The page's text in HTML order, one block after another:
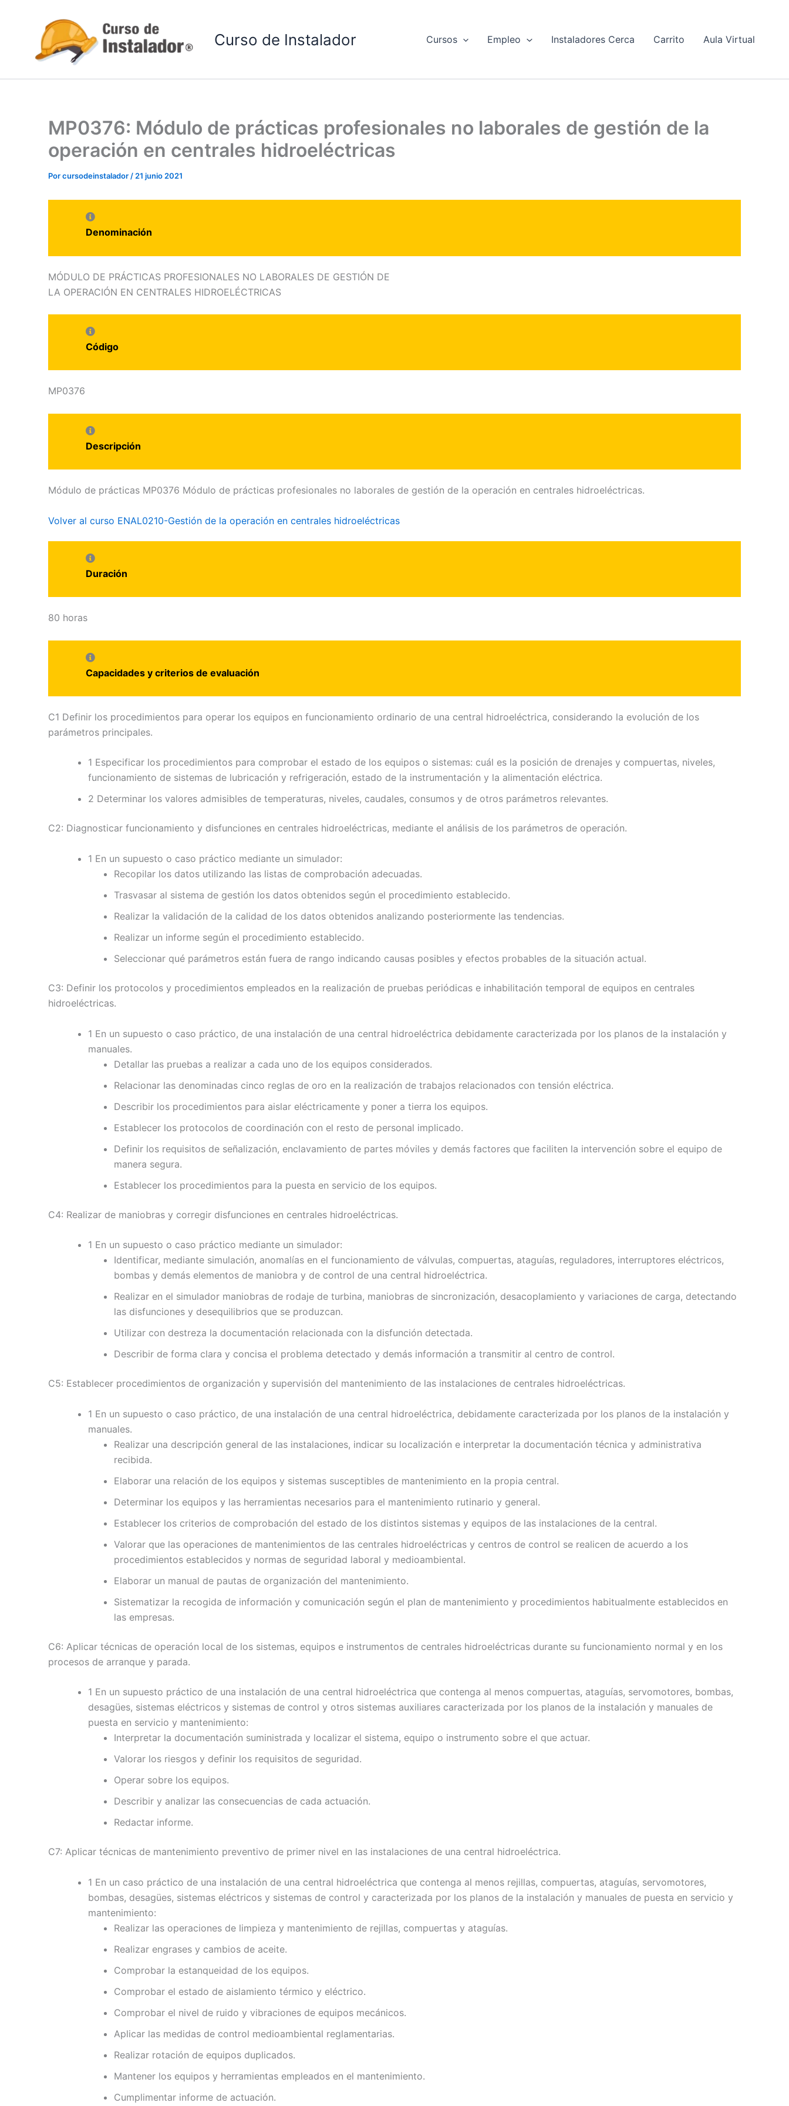
contenido
Curso de Instalador Cursos Empleo Instaladores Cerca Carrito Aula Virtual
MP0376: Módulo de prácticas profesionales no laborales de gestión de la
operación en centrales hidroeléctricas
Porcursodeinstalador/21 junio 2021
Denominación
MÓDULO DE PRÁCTICAS PROFESIONALES NO LABORALES DE GESTIÓN DE
LA OPERACIÓN EN CENTRALES HIDROELÉCTRICAS
Código
MP0376
Descripción
Módulo de prácticas MP0376 Módulo de prácticas profesionales no laborales de gestión de la operación en centrales hidroeléctricas.
Volver al curso ENAL0210-Gestión de la operación en centrales hidroeléctricas
Duración
80 horas
Capacidades y criterios de evaluación
C1 Definir los procedimientos para operar los equipos en funcionamiento ordinario de una central hidroeléctrica, considerando la evolución de los
parámetros principales.
1 Especificar los procedimientos para comprobar el estado de los equipos o sistemas: cuál es la posición de drenajes y compuertas, niveles,
funcionamiento de sistemas de lubricación y refrigeración, estado de la instrumentación y la alimentación eléctrica.
2 Determinar los valores admisibles de temperaturas, niveles, caudales, consumos y de otros parámetros relevantes.
C2: Diagnosticar funcionamiento y disfunciones en centrales hidroeléctricas, mediante el análisis de los parámetros de operación.
1 En un supuesto o caso práctico mediante un simulador:
Recopilar los datos utilizando las listas de comprobación adecuadas.
Trasvasar al sistema de gestión los datos obtenidos según el procedimiento establecido.
Realizar la validación de la calidad de los datos obtenidos analizando posteriormente las tendencias.
Realizar un informe según el procedimiento establecido.
Seleccionar qué parámetros están fuera de rango indicando causas posibles y efectos probables de la situación actual.
C3: Definir los protocolos y procedimientos empleados en la realización de pruebas periódicas e inhabilitación temporal de equipos en centrales
hidroeléctricas.
1 En un supuesto o caso práctico, de una instalación de una central hidroeléctrica debidamente caracterizada por los planos de la instalación y
manuales.
Detallar las pruebas a realizar a cada uno de los equipos considerados.
Relacionar las denominadas cinco reglas de oro en la realización de trabajos relacionados con tensión eléctrica.
Describir los procedimientos para aislar eléctricamente y poner a tierra los equipos.
Establecer los protocolos de coordinación con el resto de personal implicado.
Definir los requisitos de señalización, enclavamiento de partes móviles y demás factores que faciliten la intervención sobre el equipo de
manera segura.
Establecer los procedimientos para la puesta en servicio de los equipos.
C4: Realizar de maniobras y corregir disfunciones en centrales hidroeléctricas.
1 En un supuesto o caso práctico mediante un simulador:
Identificar, mediante simulación, anomalías en el funcionamiento de válvulas, compuertas, ataguías, reguladores, interruptores eléctricos,
bombas y demás elementos de maniobra y de control de una central hidroeléctrica.
Realizar en el simulador maniobras de rodaje de turbina, maniobras de sincronización, desacoplamiento y variaciones de carga, detectando
las disfunciones y desequilibrios que se produzcan.
Utilizar con destreza la documentación relacionada con la disfunción detectada.
Describir de forma clara y concisa el problema detectado y demás información a transmitir al centro de control.
C5: Establecer procedimientos de organización y supervisión del mantenimiento de las instalaciones de centrales hidroeléctricas.
1 En un supuesto o caso práctico, de una instalación de una central hidroeléctrica, debidamente caracterizada por los planos de la instalación y
manuales.
Realizar una descripción general de las instalaciones, indicar su localización e interpretar la documentación técnica y administrativa
recibida.
Elaborar una relación de los equipos y sistemas susceptibles de mantenimiento en la propia central.
Determinar los equipos y las herramientas necesarios para el mantenimiento rutinario y general.
Establecer los criterios de comprobación del estado de los distintos sistemas y equipos de las instalaciones de la central.
Valorar que las operaciones de mantenimientos de las centrales hidroeléctricas y centros de control se realicen de acuerdo a los
procedimientos establecidos y normas de seguridad laboral y medioambiental.
Elaborar un manual de pautas de organización del mantenimiento.
Sistematizar la recogida de información y comunicación según el plan de mantenimiento y procedimientos habitualmente establecidos en
las empresas.
C6: Aplicar técnicas de operación local de los sistemas, equipos e instrumentos de centrales hidroeléctricas durante su funcionamiento normal y en los
procesos de arranque y parada.
1 En un supuesto práctico de una instalación de una central hidroeléctrica que contenga al menos compuertas, ataguías, servomotores, bombas,
desagües, sistemas eléctricos y sistemas de control y otros sistemas auxiliares caracterizada por los planos de la instalación y manuales de
puesta en servicio y mantenimiento:
Interpretar la documentación suministrada y localizar el sistema, equipo o instrumento sobre el que actuar.
Valorar los riesgos y definir los requisitos de seguridad.
Operar sobre los equipos.
Describir y analizar las consecuencias de cada actuación.
Redactar informe.
C7: Aplicar técnicas de mantenimiento preventivo de primer nivel en las instalaciones de una central hidroeléctrica.
1 En un caso práctico de una instalación de una central hidroeléctrica que contenga al menos rejillas, compuertas, ataguías, servomotores,
bombas, desagües, sistemas eléctricos y sistemas de control y caracterizada por los planos de la instalación y manuales de puesta en servicio y
mantenimiento:
Realizar las operaciones de limpieza y mantenimiento de rejillas, compuertas y ataguías.
Realizar engrases y cambios de aceite.
Comprobar la estanqueidad de los equipos.
Comprobar el estado de aislamiento térmico y eléctrico.
Comprobar el nivel de ruido y vibraciones de equipos mecánicos.
Aplicar las medidas de control medioambiental reglamentarias.
Realizar rotación de equipos duplicados.
Mantener los equipos y herramientas empleados en el mantenimiento.
Cumplimentar informe de actuación.